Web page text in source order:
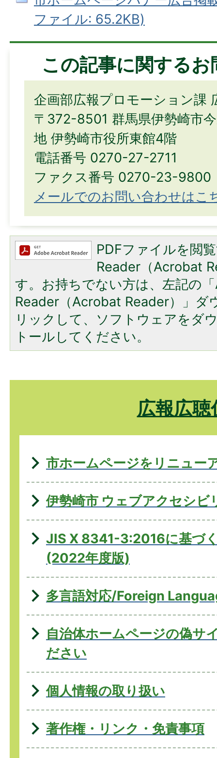
ファイル: 65.2KB)
この記事に関する
企画部広報プロモーション課
〒372-8501 群馬県伊勢崎市
地 伊勢崎市役所東館4階
電話番号 0270-27-2711
ファクス番号 0270-23-9800
メールでのお問い合わせはこ
PDFファイルを閲
Reader（Acrobat
す。お持ちでない方は、左記の
Reader（Acrobat Reader）」ダ
リックして、ソフトウェアをダ
トールしてください。
広報広聴
市ホームページをリニュー
伊勢崎市 ウェブアクセシビ
JIS X 8341-3:2016に基づ
(2022年度版)
多言語対応/Foreign
自治体ホームページの偽サ
ださい
個人情報の取り扱い
著作権・リンク・免責事項